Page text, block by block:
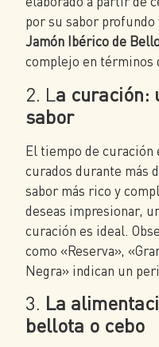
por su sabor
Jamón Ibérico de
complejo en términos
2. L a curación:
sabor
El tiempo de curación
curados durante más
sabor más rico y
deseas impresionar,
curación es ideal.
como «Reserva»,
Negra» indican un
3. La
bellota o cebo